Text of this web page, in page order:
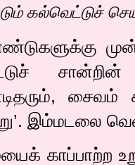
கல்வெட்டுச்
சான்றின்
இம்மடலை
காப்பாற்ற